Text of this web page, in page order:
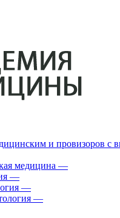
и провизоров с
медицина —
—
—
—